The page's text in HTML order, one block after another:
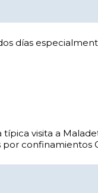
días
típica visita a
confinamientos